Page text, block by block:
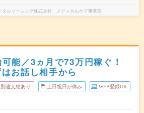
タルソーシング株式会社 メディカルケア事業部
能／3ヵ月で73万円稼ぐ！
お話し相手から
途支給あり 土日祝日が休み WEB登録OK